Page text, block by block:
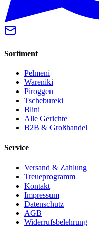
Sortiment
Pelmeni
Wareniki
Piroggen
Tschebureki
Blini
Alle Gerichte
B2B & Großhandel
Service
Versand & Zahlung
Treueprogramm
Kontakt
Impressum
Datenschutz
AGB
Widerrufsbelehrung